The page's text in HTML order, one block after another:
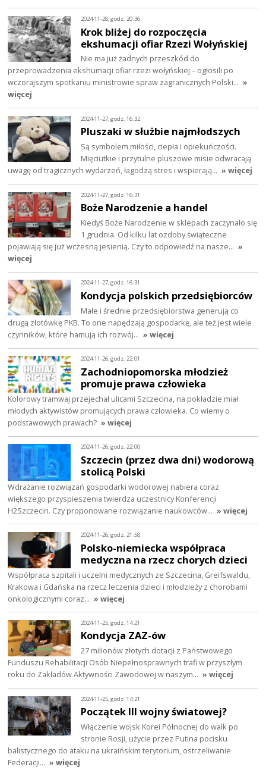
2024-11-28, godz. 20:36
Krok bliżej do rozpoczęcia
ekshumacji ofiar Rzezi Wołyńskiej
Nie ma już żadnych przeszkód do
przeprowadzenia ekshumacji ofiar rzezi wołyńskiej – ogłosili po
wczorajszym spotkaniu ministrowie spraw zagranicznych Polski… »
więcej
2024-11-27, godz. 16:32
Pluszaki w służbie najmłodszych
Są symbolem miłości, ciepła i opiekuńczości.
Mięciutkie i przytulne pluszowe misie odwracają
uwagę od tragicznych wydarzeń, łagodzą stres i wspierają… » więcej
2024-11-27, godz. 16:31
Boże Narodzenie a handel
Kiedyś Boże Narodzenie w sklepach zaczynało się
1 grudnia. Od kilku lat ozdoby świąteczne
pojawiają się już wczesną jesienią. Czy to odpowiedź na nasze… »
więcej
2024-11-27, godz. 16:31
Kondycja polskich przedsiębiorców
Małe i średnie przedsiębiorstwa generują co
drugą złotówkę PKB. To one napędzają gospodarkę, ale też jest wiele
czynników, które hamują ich rozwój… » więcej
2024-11-26, godz. 22:01
Zachodniopomorska młodzież
promuje prawa człowieka
Kolorowy tramwaj przejechał ulicami Szczecina, na pokładzie miał
młodych aktywistów promujących prawa człowieka. Co wiemy o
podstawowych prawach? » więcej
2024-11-26, godz. 22:00
Szczecin (przez dwa dni) wodorową
stolicą Polski
Wdrażanie rozwiązań gospodarki wodorowej nabiera coraz
większego przyspieszenia twierdza uczestnicy Konferencji
H2Szczecin. Czy proponowane rozwiązanie naukowców… » więcej
2024-11-26, godz. 21:58
Polsko-niemiecka współpraca
medyczna na rzecz chorych dzieci
Współpraca szpitali i uczelni medycznych ze Szczecina, Greifswaldu,
Krakowa i Gdańska na rzecz leczenia dzieci i młodzieży z chorobami
onkologicznymi coraz… » więcej
2024-11-25, godz. 14:21
Kondycja ZAZ-ów
27 milionów złotych dotacji z Państwowego
Funduszu Rehabilitacji Osób Niepełnosprawnych trafi w przyszłym
roku do Zakładów Aktywności Zawodowej w naszym… » więcej
2024-11-25, godz. 14:21
Początek III wojny światowej?
Włączenie wojsk Korei Północnej do walk po
stronie Rosji, użycie przez Putina pocisku
balistycznego do ataku na ukraińskim terytorium, ostrzeliwanie
Federacji… » więcej